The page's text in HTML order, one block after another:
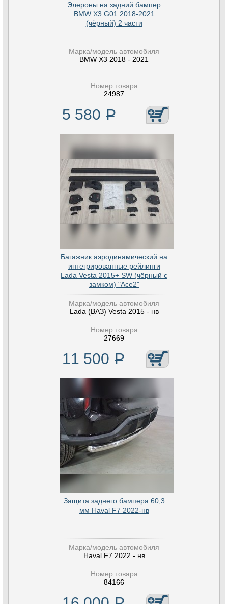
Элероны на задний бампер
BMW X3 G01 2018-2021
(чёрный) 2 части
Марка/модель автомобиля
BMW X3 2018 - 2021
Номер товара
24987
5 580 Р
Багажник аэродинамический на
интегрированные рейлинги
Lada Vesta 2015+ SW (чёрный с
замком) "Ace2"
Марка/модель автомобиля
Lada (ВАЗ) Vesta 2015 - нв
Номер товара
27669
11 500 Р
Защита заднего бампера 60,3
мм Haval F7 2022-нв
Марка/модель автомобиля
Haval F7 2022 - нв
Номер товара
84166